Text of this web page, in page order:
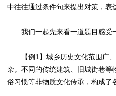
中往往通过条件句来提出对策，表
我们一起先来看一道题目感受
【例1】城乡历史文化范围广、
杂。不同的传统建筑、旧城街巷
俗习惯等非物质文化传承，构成了